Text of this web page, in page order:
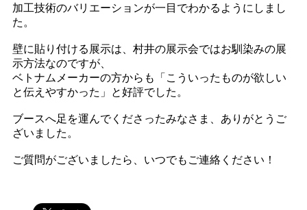
加工技術のバリエーションが一目でわかるようにしまし
た。
壁に貼り付ける展示は、村井の展示会ではお馴染みの展
示方法なのですが、
ベトナムメーカーの方からも「こういったものが欲しい
と伝えやすかった」と好評でした。
ブースへ足を運んでくださったみなさま、ありがとうご
ざいました。
ご質問がございましたら、いつでもご連絡ください！